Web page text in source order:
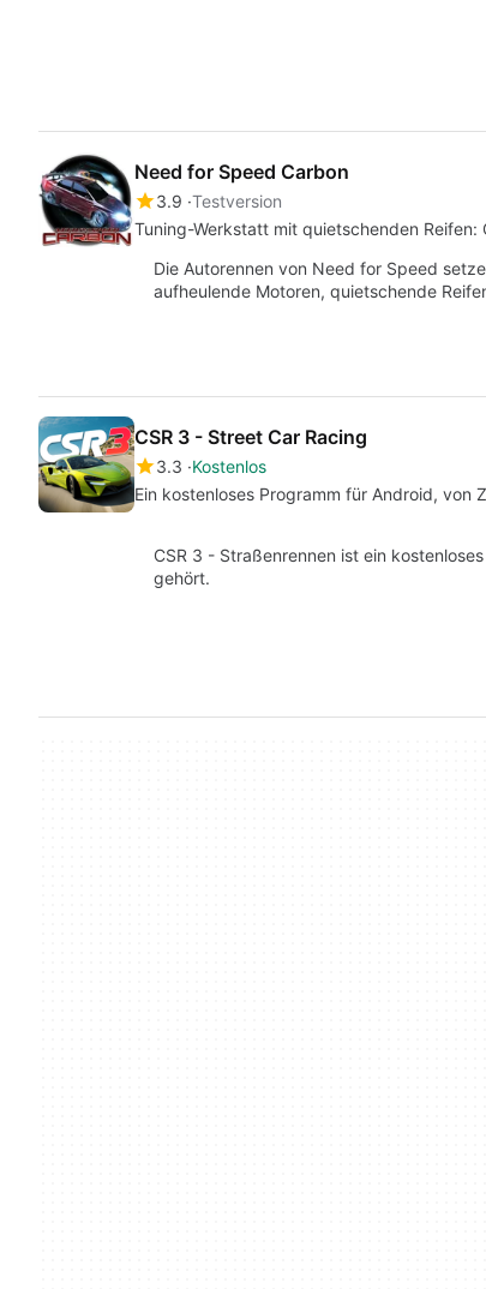
Need for Speed Carbon
3.9 Testversion
Tuning-Werkstatt mit quietschenden Reifen:
Die Autorennen von Need for Speed
aufheulende Motoren, quietschende
CSR 3 - Street Car Racing
3.3 Kostenlos
Ein kostenloses Programm für Android, von
CSR 3 - Straßenrennen ist ein
gehört.